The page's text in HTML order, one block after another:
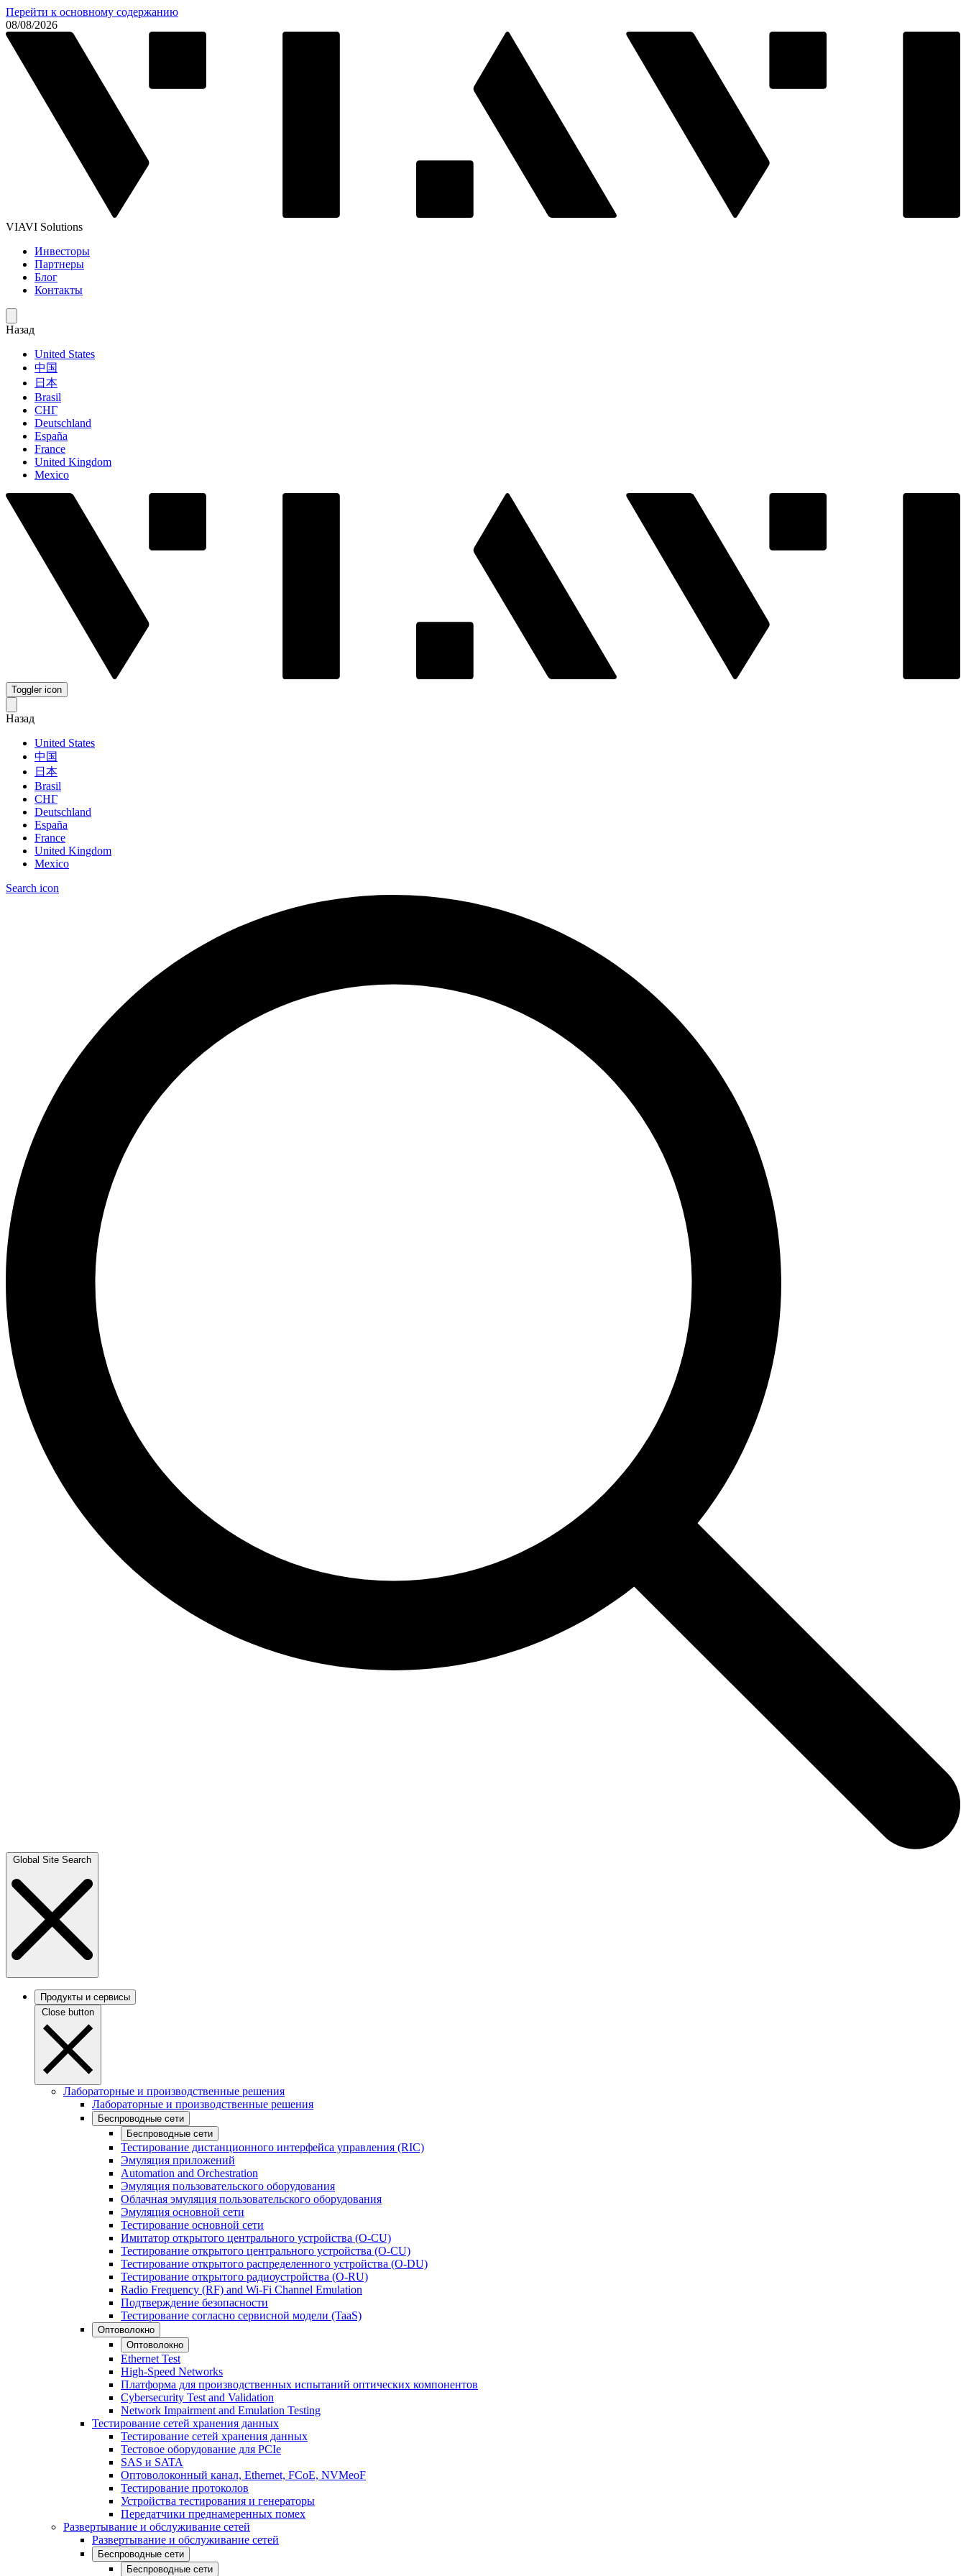
Перейти к основному содержанию
08/08/2026
VIAVI Solutions
Инвесторы
Партнеры
Блог
Контакты
Назад
United States
中国
日本
Brasil
СНГ
Deutschland
España
France
United Kingdom
Mexico
Toggler icon
Назад
United States
中国
日本
Brasil
СНГ
Deutschland
España
France
United Kingdom
Mexico
Search icon
Global Site Search
Продукты и сервисы
Close button
Лабораторные и производственные решения
Лабораторные и производственные решения
Беспроводные сети
Беспроводные сети
Тестирование дистанционного интерфейса управления (RIC)
Эмуляция приложений
Automation and Orchestration
Эмуляция пользовательского оборудования
Облачная эмуляция пользовательского оборудования
Эмуляция основной сети
Тестирование основной сети
Имитатор открытого центрального устройства (O-CU)
Тестирование открытого центрального устройства (O-CU)
Тестирование открытого распределенного устройства (O-DU)
Тестирование открытого радиоустройства (O-RU)
Radio Frequency (RF) and Wi-Fi Channel Emulation
Подтверждение безопасности
Тестирование согласно сервисной модели (TaaS)
Оптоволокно
Оптоволокно
Ethernet Test
High-Speed Networks
Платформа для производственных испытаний оптических компонентов
Cybersecurity Test and Validation
Network Impairment and Emulation Testing
Тестирование сетей хранения данных
Тестирование сетей хранения данных
Тестовое оборудование для PCIe
SAS и SATA
Оптоволоконный канал, Ethernet, FCoE, NVMeoF
Тестирование протоколов
Устройства тестирования и генераторы
Передатчики преднамеренных помех
Развертывание и обслуживание сетей
Развертывание и обслуживание сетей
Беспроводные сети
Беспроводные сети